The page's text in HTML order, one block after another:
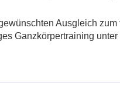
Ausgleich
Ganzkörpertraining